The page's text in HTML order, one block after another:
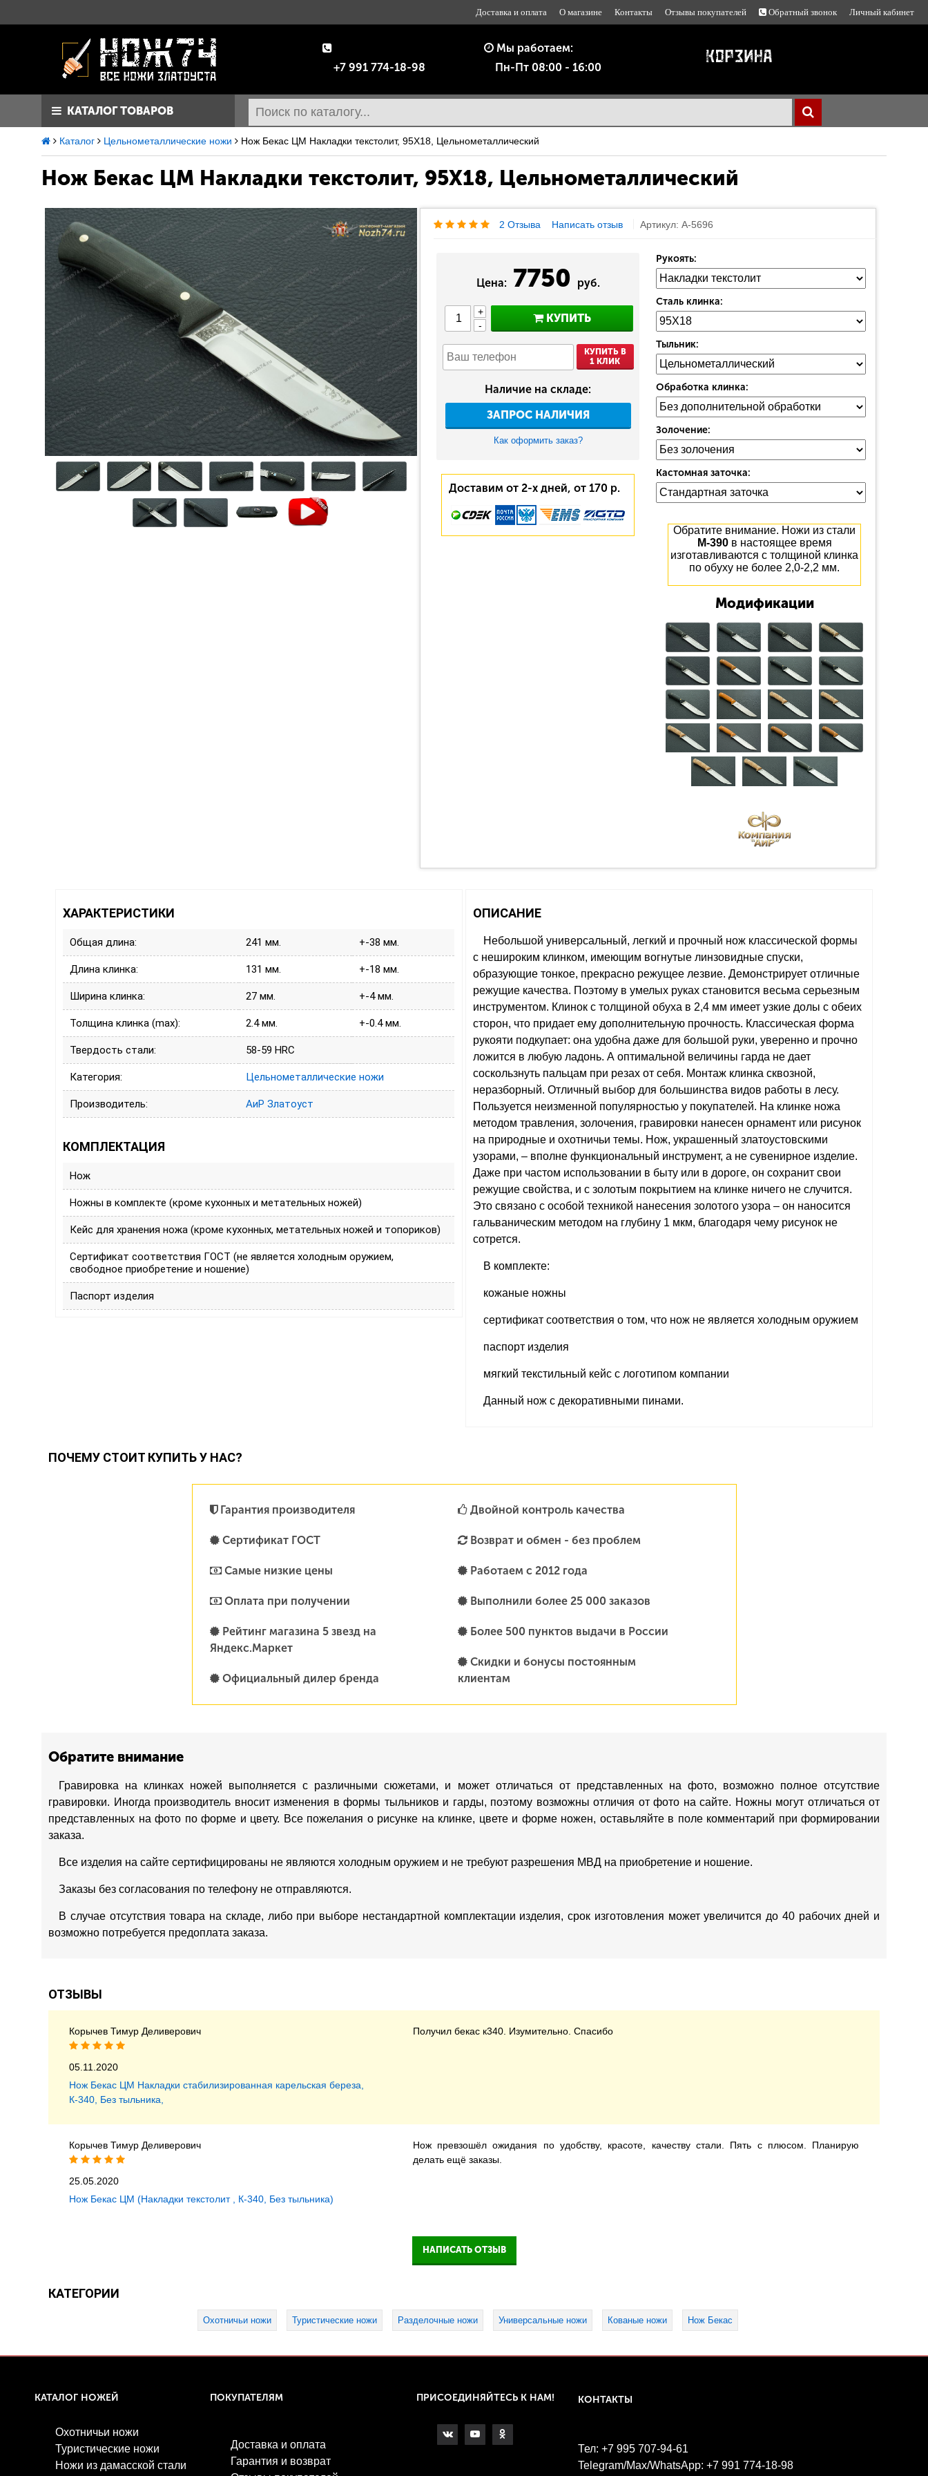
Доставка и оплата О магазине Контакты Отзывы покупателей Обратный звонок Личный кабинет
+7 991 774-18-98
Мы работаем:
Пн-Пт 08:00 - 16:00
КАТАЛОГ ТОВАРОВ
Каталог Цельнометаллические ножи Нож Бекас ЦМ Накладки текстолит, 95Х18, Цельнометаллический
Нож Бекас ЦМ Накладки текстолит, 95Х18, Цельнометаллический
2 Отзыва Написать отзыв Артикул: A-5696
Цена: 7750 руб.
+
-
КУПИТЬ
КУПИТЬ В
1 КЛИК
Наличие на складе:
ЗАПРОС НАЛИЧИЯ
Как оформить заказ?
Доставим от 2-х дней, от 170 р.
Рукоять:
Сталь клинка:
Тыльник:
Обработка клинка:
Золочение:
Кастомная заточка:
Обратите внимание. Ножи из стали
М-390в настоящее время
изготавливаются с толщиной клинка
по обуху не более 2,0-2,2 мм.
Модификации
ХАРАКТЕРИСТИКИ
Общая длина: 241 мм. +-38 мм.
Длина клинка: 131 мм. +-18 мм.
Ширина клинка: 27 мм. +-4 мм.
Толщина клинка (max): 2.4 мм. +-0.4 мм.
Твердость стали: 58-59 HRC
Категория: Цельнометаллические ножи
Производитель: АиР Златоуст
КОМПЛЕКТАЦИЯ
Нож
Ножны в комплекте (кроме кухонных и метательных ножей)
Кейс для хранения ножа (кроме кухонных, метательных ножей и топориков)
Сертификат соответствия ГОСТ (не является холодным оружием,
свободное приобретение и ношение)
Паспорт изделия
ОПИСАНИЕ
Небольшой универсальный, легкий и прочный нож классической формы
с нешироким клинком, имеющим вогнутые линзовидные спуски,
образующие тонкое, прекрасно режущее лезвие. Демонстрирует отличные
режущие качества. Поэтому в умелых руках становится весьма серьезным
инструментом. Клинок с толщиной обуха в 2,4 мм имеет узкие долы с обеих
сторон, что придает ему дополнительную прочность. Классическая форма
рукояти подкупает: она удобна даже для большой руки, уверенно и прочно
ложится в любую ладонь. А оптимальной величины гарда не дает
соскользнуть пальцам при резах от себя. Монтаж клинка сквозной,
неразборный. Отличный выбор для большинства видов работы в лесу.
Пользуется неизменной популярностью у покупателей. На клинке ножа
методом травления, золочения, гравировки нанесен орнамент или рисунок
на природные и охотничьи темы. Нож, украшенный златоустовскими
узорами, – вполне функциональный инструмент, а не сувенирное изделие.
Даже при частом использовании в быту или в дороге, он сохранит свои
режущие свойства, и с золотым покрытием на клинке ничего не случится.
Это связано с особой техникой нанесения золотого узора – он наносится
гальваническим методом на глубину 1 мкм, благодаря чему рисунок не
сотрется.
В комплекте:
кожаные ножны
сертификат соответствия о том, что нож не является холодным оружием
паспорт изделия
мягкий текстильный кейс с логотипом компании
Данный нож с декоративными пинами.
ПОЧЕМУ СТОИТ КУПИТЬ У НАС?
Гарантия производителя
Сертификат ГОСТ
Самые низкие цены
Оплата при получении
Рейтинг магазина 5 звезд на
Яндекс.Маркет
Официальный дилер бренда
Двойной контроль качества
Возврат и обмен - без проблем
Работаем с 2012 года
Выполнили более 25 000 заказов
Более 500 пунктов выдачи в России
Скидки и бонусы постоянным
клиентам
Обратите внимание
Гравировка на клинках ножей выполняется с различными сюжетами, и может отличаться от представленных на фото, возможно полное отсутствие
гравировки. Иногда производитель вносит изменения в формы тыльников и гарды, поэтому возможны отличия от фото на сайте. Ножны могут отличаться от
представленных на фото по форме и цвету. Все пожелания о рисунке на клинке, цвете и форме ножен, оставьляйте в поле комментарий при формировании
заказа.
Все изделия на сайте сертифицированы не являются холодным оружием и не требуют разрешения МВД на приобретение и ношение.
Заказы без согласования по телефону не отправляются.
В случае отсутствия товара на складе, либо при выборе нестандартной комплектации изделия, срок изготовления может увеличится до 40 рабочих дней и
возможно потребуется предоплата заказа.
ОТЗЫВЫ
Корычев Тимур Деливерович
05.11.2020
Нож Бекас ЦМ Накладки стабилизированная карельская береза,
К-340, Без тыльника,
Получил бекас к340. Изумительно. Спасибо
Корычев Тимур Деливерович
25.05.2020
Нож Бекас ЦМ (Накладки текстолит , К-340, Без тыльника)
Нож превзошёл ожидания по удобству, красоте, качеству стали. Пять с плюсом. Планирую
делать ещё заказы.
НАПИСАТЬ ОТЗЫВ
КАТЕГОРИИ
Охотничьи ножи Туристические ножи Разделочные ножи Универсальные ножи Кованые ножи Нож Бекас
КАТАЛОГ НОЖЕЙ
Охотничьи ножи
Туристические ножи
Ножи из дамасской стали
ПОКУПАТЕЛЯМ
Доставка и оплата
Гарантия и возврат
ПРИСОЕДИНЯЙТЕСЬ К НАМ! КОНТАКТЫ
Тел: +7 995 707-94-61
Telegram/Max/WhatsApp: +7 991 774-18-98